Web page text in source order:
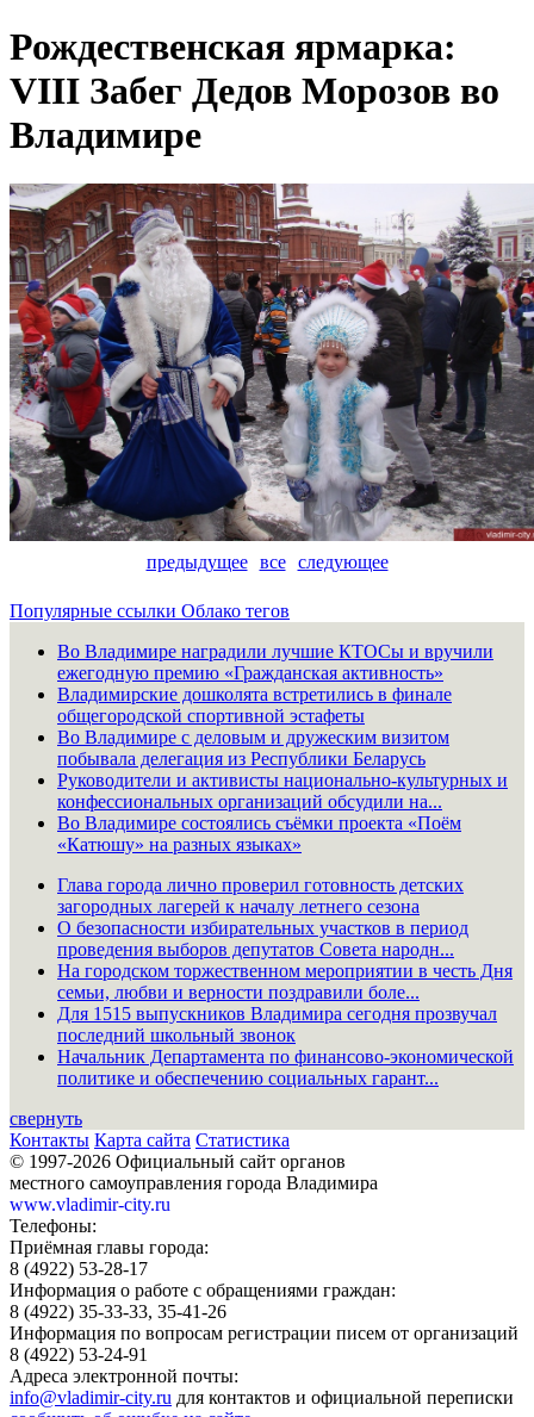
Рождественская ярмарка:
VIII Забег Дедов Морозов во
Владимире
предыдущее все следующее
Популярные ссылки Облако тегов
Во Владимире наградили лучшие КТОСы и вручили
ежегодную премию «Гражданская активность»
Владимирские дошколята встретились в финале
общегородской спортивной эстафеты
Во Владимире с деловым и дружеским визитом
побывала делегация из Республики Беларусь
Руководители и активисты национально-культурных и
конфессиональных организаций обсудили на...
Во Владимире состоялись съёмки проекта «Поём
«Катюшу» на разных языках»
Глава города лично проверил готовность детских
загородных лагерей к началу летнего сезона
О безопасности избирательных участков в период
проведения выборов депутатов Совета народн...
На городском торжественном мероприятии в честь Дня
семьи, любви и верности поздравили боле...
Для 1515 выпускников Владимира сегодня прозвучал
последний школьный звонок
Начальник Департамента по финансово-экономической
политике и обеспечению социальных гарант...
свернуть
Контакты Карта сайта Статистика
© 1997-2026 Официальный сайт органов
местного самоуправления города Владимира
www.vladimir-city.ru
Телефоны:
Приёмная главы города:
8 (4922) 53-28-17
Информация о работе с обращениями граждан:
8 (4922) 35-33-33, 35-41-26
Информация по вопросам регистрации писем от организаций
8 (4922) 53-24-91
Адреса электронной почты:
info@vladimir-city.ru для контактов и официальной переписки